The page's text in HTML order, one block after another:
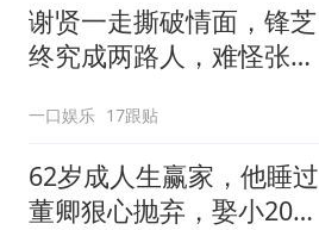
谢贤一走撕破情面，锋芝
终究成两路人，难怪张柏
一口娱乐 17跟贴
62岁成人生赢家，他睡过
董卿狠心抛弃，娶小20岁